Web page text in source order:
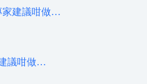
家建議咁做…
議咁做…